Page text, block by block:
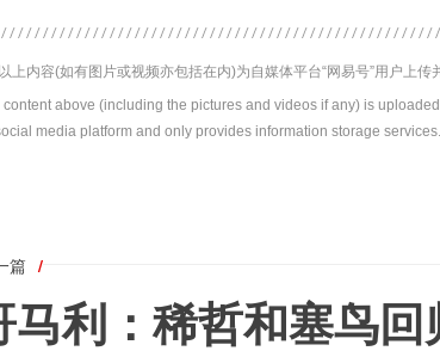
上内容(如有图片或视频亦包括在内)为自媒体平台“网易号”用户上传
content above (including the pictures and videos if any) is
media platform and only provides information storage services.
篇 /
马利：稀哲和塞鸟回